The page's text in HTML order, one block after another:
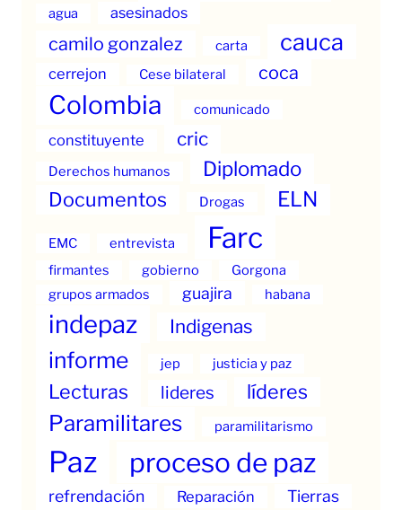
agua asesinados
camilo gonzalez carta cauca
cerrejon Cese bilateral coca
Colombia comunicado
constituyente cric
Derechos humanos Diplomado
Documentos Drogas ELN
EMC entrevista Farc
firmantes gobierno
Gorgona
grupos armados
guajira habana
indepaz Indigenas
informe jep justicia y paz
Lecturas lideres líderes
Paramilitares paramilitarismo
Paz proceso de paz
refrendación Reparación
Tierras